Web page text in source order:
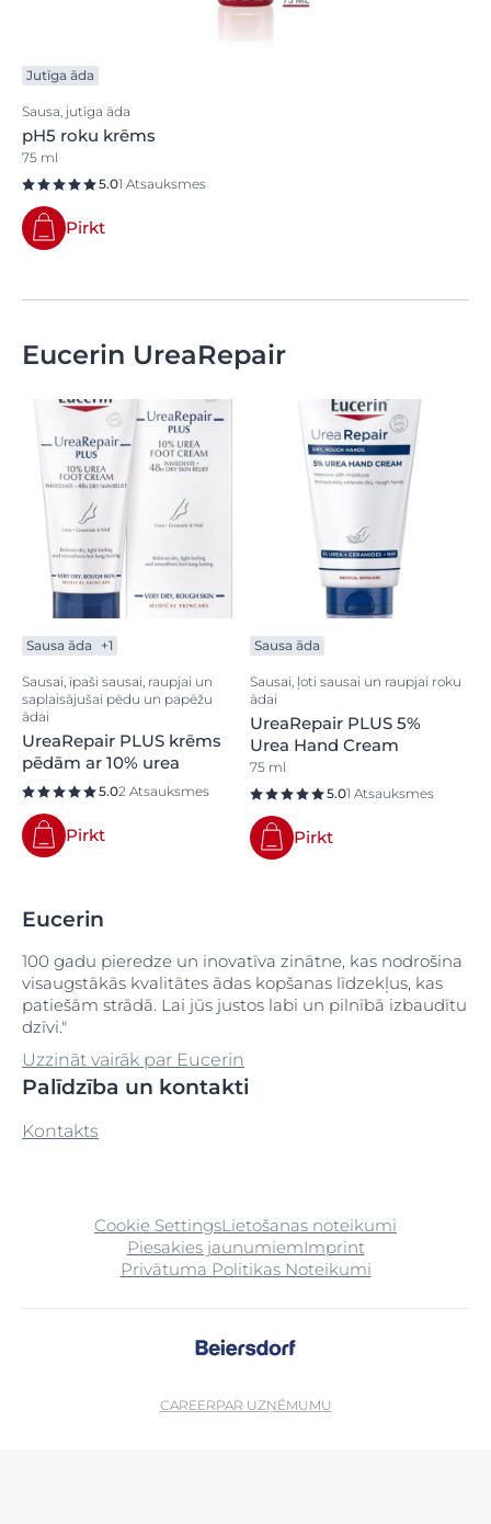
Jutīga āda
Sausa, jutīga āda
pH5 roku krēms
75 ml
5.01 Atsauksmes
Pirkt
Eucerin UreaRepair
Sausa āda +1
Sausai, īpaši sausai, raupjai un
saplaisājušai pēdu un papēžu
ādai
UreaRepair PLUS krēms
pēdām ar 10% urea
5.02 Atsauksmes
Pirkt
Sausa āda
Sausai, ļoti sausai un raupjai roku
ādai
UreaRepair PLUS 5%
Urea Hand Cream
75 ml
5.01 Atsauksmes
Pirkt
Eucerin
100 gadu pieredze un inovatīva zinātne, kas nodrošina
visaugstākās kvalitātes ādas kopšanas līdzekļus, kas
patiešām strādā. Lai jūs justos labi un pilnībā izbaudītu
dzīvi."
Uzzināt vairāk par Eucerin
Palīdzība un kontakti
Kontakts
Cookie SettingsLietošanas noteikumi
Piesakies jaunumiemImprint
Privātuma Politikas Noteikumi
CAREERPAR UZŅĒMUMU